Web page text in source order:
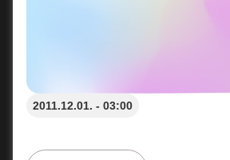
2011.12.01. - 03:00